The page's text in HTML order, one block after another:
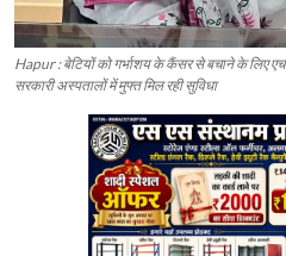
Hapur : बेटियों को गर्भाशय के कैंसर से बचाने के लिए
सरकारी अस्पतालों में मुफ्त मिल रही सुविधा